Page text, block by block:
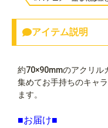
アイテム説明
約70×90mmのアクリル
集めてお手持ちのキャ
ます。
■お届け■